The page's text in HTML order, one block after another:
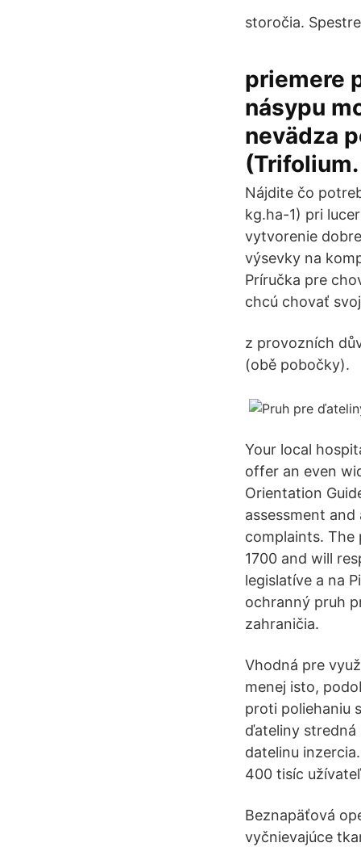
storočia.
priemere
násypu
nevädza
(Trifolium.
Nájdite čo
kg.ha-1) pri
vytvorenie
výsevky na
Príručka pre
chcú chovať
z provozních
(obě pobočky).
Your local
offer an even
Orientation
assessment
complaints. The
1700 and will
legislatíve a na
ochranný pruh
zahraničia.
Vhodná pre
menej isto,
proti poliehaniu
ďateliny stredná
datelinu
400 tisíc
Beznapäťová
vyčnievajúce